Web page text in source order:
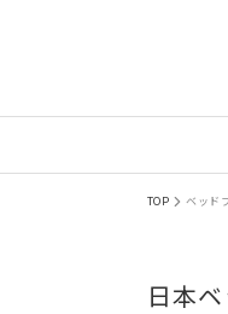
TOP ベッド
日本